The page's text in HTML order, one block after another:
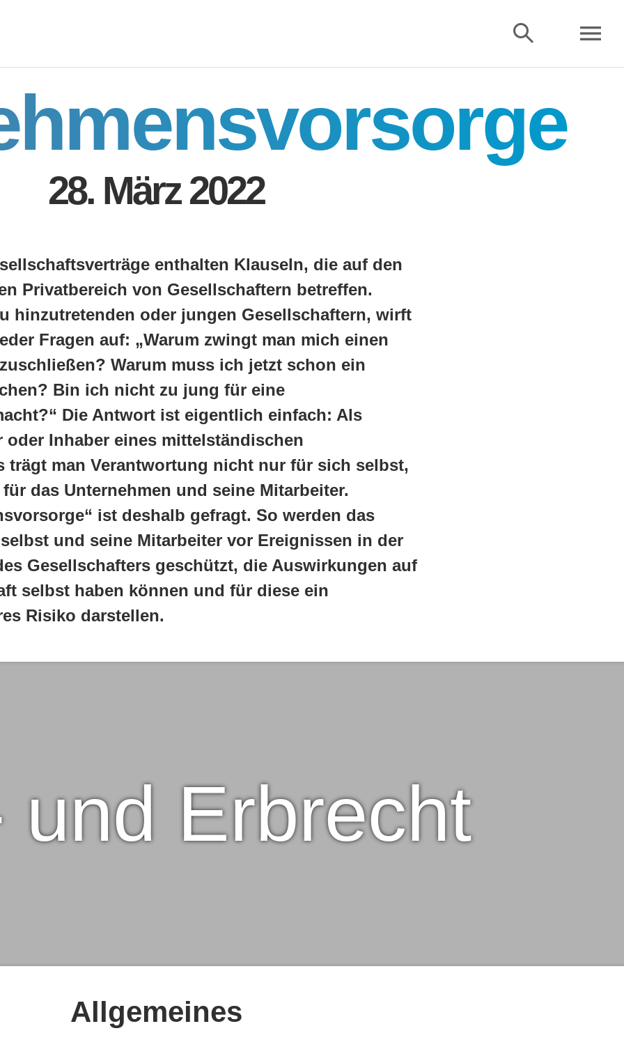
28. März 2022
enthalten Klauseln, die auf den
Privatbereich von Gesellschaftern betreffen.
hinzutretenden oder jungen Gesellschaftern, wirft
Fragen auf: „Warum zwingt man mich einen
Warum muss ich jetzt schon ein
Bin ich nicht zu jung für eine
Die Antwort ist eigentlich einfach: Als
oder Inhaber eines mittelständischen
trägt man Verantwortung nicht nur für sich selbst,
das Unternehmen und seine Mitarbeiter.
ist deshalb gefragt. So werden das
und seine Mitarbeiter vor Ereignissen in der
Gesellschafters geschützt, die Auswirkungen auf
selbst haben können und für diese ein
Risiko darstellen.
und Erbrecht
Allgemeines